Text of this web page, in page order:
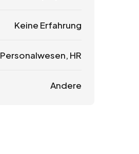
Keine Erfahrung
Personalwesen, HR
Andere